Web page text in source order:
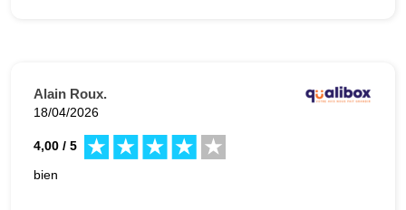
Alain Roux.
18/04/2026
4,00 / 5
bien